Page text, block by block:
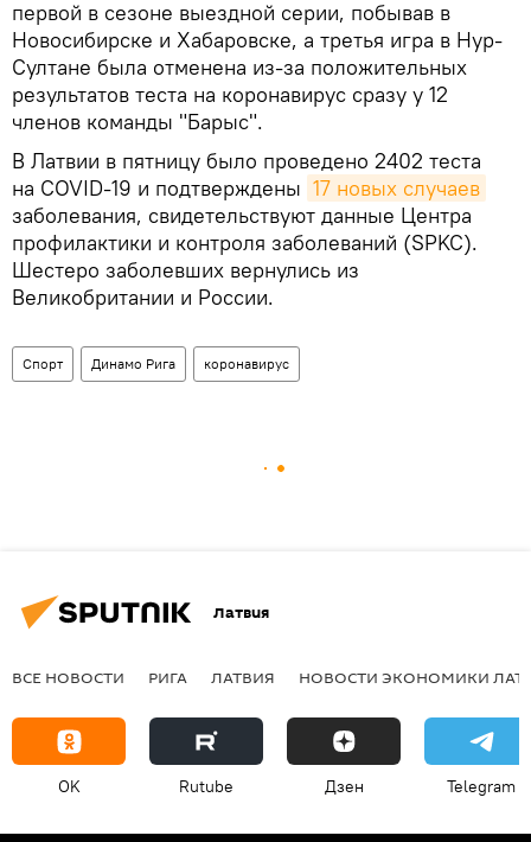
первой в сезоне выездной серии, побывав в
Новосибирске и Хабаровске, а третья игра в Нур-
Султане была отменена из-за положительных
результатов теста на коронавирус сразу у 12
членов команды "Барыс".
В Латвии в пятницу было проведено 2402 теста
на COVID-19 и подтверждены 17 новых случаев
заболевания, свидетельствуют данные Центра
профилактики и контроля заболеваний (SPKC).
Шестеро заболевших вернулись из
Великобритании и России.
Спорт Динамо Рига коронавирус
Латвия
ВСЕ НОВОСТИ РИГА ЛАТВИЯ НОВОСТИ ЭКОНОМИКИ
OK Rutube Дзен Telegram